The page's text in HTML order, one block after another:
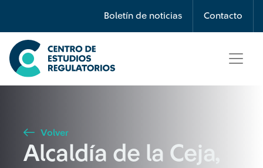
Boletín de noticias Contacto
Búsqueda
Seleccione país
Buscar
Volver
Alcaldía de la Ceja,